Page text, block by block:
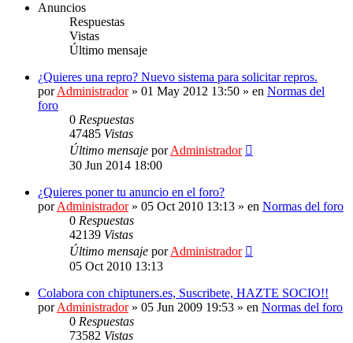
Anuncios
Respuestas
Vistas
Último mensaje
¿Quieres una repro? Nuevo sistema para solicitar repros.
porAdministrador» 01 May 2012 13:50 » en Normas del
foro
0 Respuestas
47485 Vistas
Último mensaje porAdministrador
30 Jun 2014 18:00
¿Quieres poner tu anuncio en el foro?
porAdministrador» 05 Oct 2010 13:13 » en Normas del foro
0 Respuestas
42139 Vistas
Último mensaje porAdministrador
05 Oct 2010 13:13
Colabora con chiptuners.es, Suscribete, HAZTE SOCIO!!
porAdministrador» 05 Jun 2009 19:53 » en Normas del foro
0 Respuestas
73582 Vistas